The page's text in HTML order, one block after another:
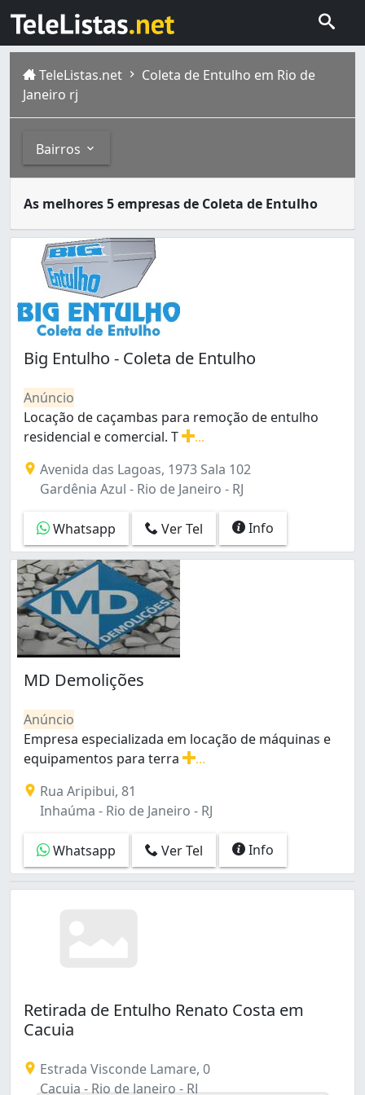
TeleListas.net
Coleta de Entulho em Rio de
Janeiro rj
Bairros
Anil (2)
Bangu (1)
Benfica (2)
Bonsucesso (13)
Botafogo (1)
Braz de Pina (1)
Cachambi (2)
Cacuia (1)
Campo Grande (2)
Centro (2)
Cidade Nova (1)
Del Castilho (1)
Engenho Novo (1)
Engenho de Dentro (1)
Galeão (3)
Gamboa (1)
Gardênia Azul (2)
Higienópolis (1)
Inhaúma (9)
Irajá (1)
Itanhangá (1)
Jacarezinho (1)
Jacaré (1)
Jardim Sulacap (2)
Manguinhos (1)
Méier (1)
Olaria (1)
Penha (1)
Pilares (1)
Ramos (1)
Tanque (1)
Taquara (3)
Vargem Grande (1)
As melhores 5 empresas de Coleta de Entulho
A cidade do Rio de Janeiro capital do estado
Big Entulho - Coleta de Entulho
Anúncio
Locação de caçambas para remoção de entulho
residencial e comercial. T
Avenida das Lagoas, 1973 Sala 102
Gardênia Azul - Rio de Janeiro - RJ
Whatsapp Ver Tel Info
MD Demolições
Anúncio
Empresa especializada em locação de máquinas e
equipamentos para terra
Rua Aripibui, 81
Inhaúma - Rio de Janeiro - RJ
Whatsapp Ver Tel Info
Retirada de Entulho Renato Costa em
Cacuia
Estrada Visconde Lamare, 0
Cacuia - Rio de Janeiro - RJ